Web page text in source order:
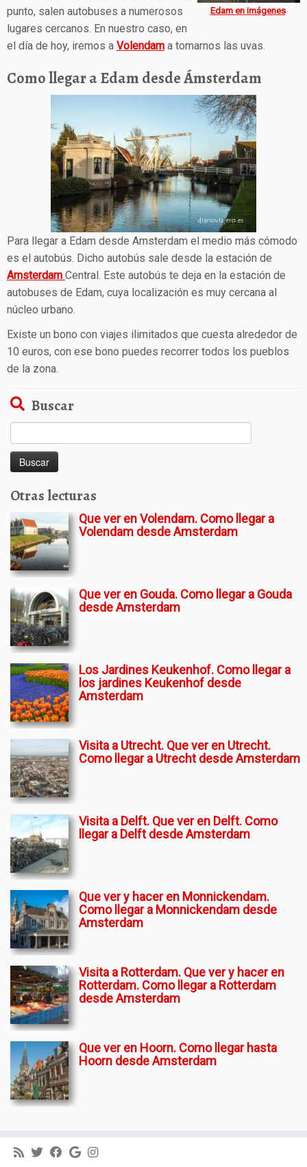
Edam en imágenes
punto, salen autobuses a numerosos
lugares cercanos. En nuestro caso, en
el día de hoy, iremos a Volendam a tomarnos las uvas.
Como llegar a Edam desde Ámsterdam
Para llegar a Edam desde Amsterdam el medio más cómodo
es el autobús. Dicho autobús sale desde la estación de
Amsterdam Central. Este autobús te deja en la estación de
autobuses de Edam, cuya localización es muy cercana al
núcleo urbano.
Existe un bono con viajes ilimitados que cuesta alrededor de
10 euros, con ese bono puedes recorrer todos los pueblos
de la zona.
Buscar
Otras lecturas
Que ver en Volendam. Como llegar a
Volendam desde Amsterdam
Que ver en Gouda. Como llegar a Gouda
desde Amsterdam
Los Jardines Keukenhof. Como llegar a
los jardines Keukenhof desde
Amsterdam
Visita a Utrecht. Que ver en Utrecht.
Como llegar a Utrecht desde Amsterdam
Visita a Delft. Que ver en Delft. Como
llegar a Delft desde Amsterdam
Que ver y hacer en Monnickendam.
Como llegar a Monnickendam desde
Amsterdam
Visita a Rotterdam. Que ver y hacer en
Rotterdam. Como llegar a Rotterdam
desde Amsterdam
Que ver en Hoorn. Como llegar hasta
Hoorn desde Amsterdam